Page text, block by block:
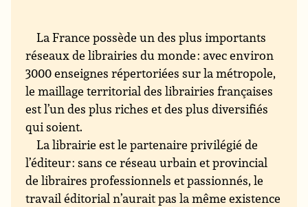
La France possède un des plus importants
réseaux de librairies du monde : avec environ
3000 enseignes répertoriées sur la métropole,
le maillage territorial des librairies françaises
est l’un des plus riches et des plus diversifiés
qui soient.
La librairie est le partenaire privilégié de
l’éditeur : sans ce réseau urbain et provincial
de libraires professionnels et passionnés, le
travail éditorial n’aurait pas la même existence